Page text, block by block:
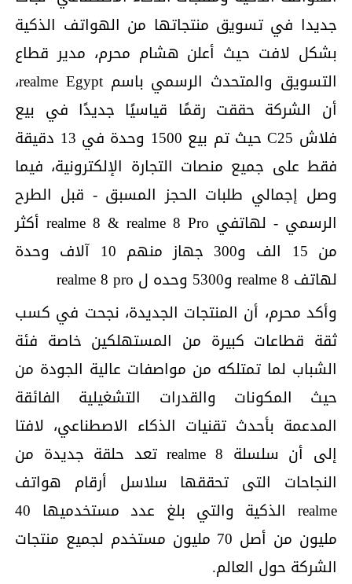
جديدا في تسويق منتجاتها من الهواتف الذكية
بشكل لافت حيث أعلن هشام محرم، مدير قطاع
التسويق والمتحدث الرسمي باسم realme Egypt،
أن الشركة حققت رقمًا قياسيًا جديدًا في بيع
فلاش C25 حيث تم بيع 1500 وحدة في 13 دقيقة
فقط على جميع منصات التجارة الإلكترونية، فيما
وصل إجمالي طلبات الحجز المسبق - قبل الطرح
الرسمي - لهاتفي realme 8 & realme 8 Pro أكثر
من 15 الف و300 جهاز منهم 10 آلاف وحدة
لهاتف realme 8 و5300 وحده ل realme 8 pro
وأكد محرم، أن المنتجات الجديدة، نجحت في كسب
ثقة قطاعات كبيرة من المستهلكين خاصة فئة
الشباب لما تمتلكه من مواصفات عالية الجودة من
حيث المكونات والقدرات التشغيلية الفائقة
المدعمة بأحدث تقنيات الذكاء الاصطناعي، لافتا
إلى أن سلسلة realme 8 تعد حلقة جديدة من
النجاحات التى تحققها سلاسل أرقام هواتف
realme الذكية والتي بلغ عدد مستخدميها 40
مليون من أصل 70 مليون مستخدم لجميع منتجات
الشركة حول العالم.